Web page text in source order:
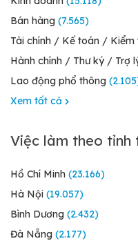
Bán hàng (7.565)
Tài chính / Kế toán / Kiểm
Hành chính / Thư ký / Trợ
Lao động phổ thông
Xem tất cả
Việc làm theo tỉnh
Hồ Chí Minh (23.166)
Hà Nội (19.057)
Bình Dương (2.432)
Đà Nẵng (2.177)